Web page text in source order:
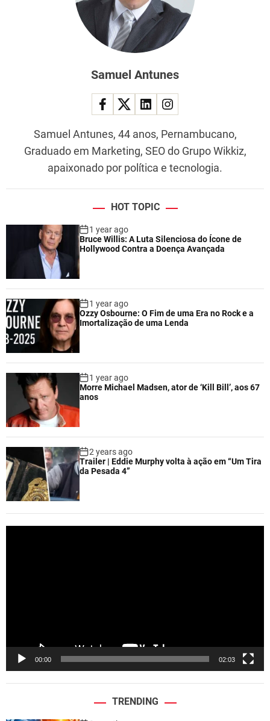
Samuel Antunes
Samuel Antunes, 44 anos, Pernambucano,
Graduado em Marketing, SEO do Grupo Wikkiz,
apaixonado por política e tecnologia.
HOT TOPIC
1 year ago
Bruce Willis: A Luta Silenciosa do Ícone de
Hollywood Contra a Doença Avançada
1 year ago
Ozzy Osbourne: O Fim de uma Era no Rock e a
Imortalização de uma Lenda
1 year ago
Morre Michael Madsen, ator de ‘Kill Bill’, aos 67
anos
2 years ago
Trailer | Eddie Murphy volta à ação em “Um Tira
da Pesada 4”
00:00 02:03
TRENDING